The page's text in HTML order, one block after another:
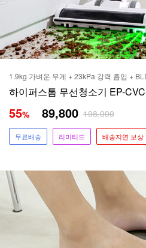
1.9kg 가벼운 무게 + 23kPa 강력 흡입 +
하이퍼스톰 무선청소기 EP-
55% 89,800 198,000
무료배송 리미티드 배송지연 보상